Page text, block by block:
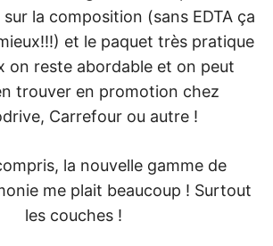
la composition (sans EDTA ça
et le paquet très pratique
on reste abordable et on peut
trouver en promotion chez
Carrefour ou autre !
la nouvelle gamme de
me plait beaucoup ! Surtout
les couches !